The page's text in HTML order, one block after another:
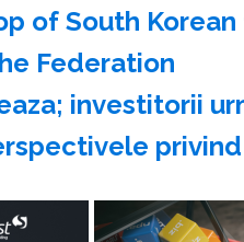
of South
Federation
investitorii